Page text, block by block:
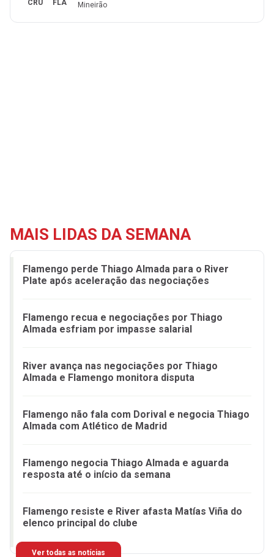
CRU FLA Mineirão
MAIS LIDAS DA SEMANA
Flamengo perde Thiago Almada para o River
Plate após aceleração das negociações
Flamengo recua e negociações por Thiago
Almada esfriam por impasse salarial
River avança nas negociações por Thiago
Almada e Flamengo monitora disputa
Flamengo não fala com Dorival e negocia Thiago
Almada com Atlético de Madrid
Flamengo negocia Thiago Almada e aguarda
resposta até o início da semana
Flamengo resiste e River afasta Matías Viña do
elenco principal do clube
Ver todas as notícias